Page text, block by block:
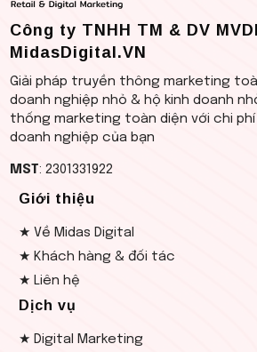
Công ty TNHH TM & DV
MidasDigital.VN
Giải pháp truyền thông marketing
doanh nghiệp nhỏ & hộ kinh doanh
thống marketing toàn diện với chi
doanh nghiệp của bạn
MST: 2301331922
Giới thiệu
★ Về Midas Digital
★ Khách hàng & đối tác
★ Liên hệ
Dịch vụ
★ Digital Marketing